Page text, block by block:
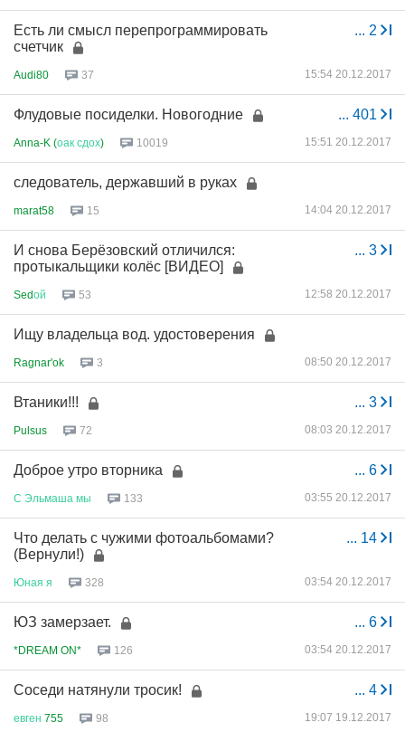
... 2
Есть ли смысл перепрограммировать
счетчик
Audi80 37 15:54 20.12.2017
... 401
Флудовые посиделки. Новогодние
Anna-K (оак сдох) 10019 15:51 20.12.2017
следователь, державший в руках
marat58 15 14:04 20.12.2017
... 3
И снова Берёзовский отличился:
протыкальщики колёс [ВИДЕО]
Sedой 53 12:58 20.12.2017
Ищу владельца вод. удостоверения
Ragnar'ok 3 08:50 20.12.2017
... 3
Втаники!!!
Pulsus 72 08:03 20.12.2017
... 6
Доброе утро вторника
С Эльмаша мы 133 03:55 20.12.2017
... 14
Что делать с чужими фотоальбомами?
(Вернули!)
Юная я 328 03:54 20.12.2017
... 6
ЮЗ замерзает.
*DREAM ON* 126 03:54 20.12.2017
... 4
Соседи натянули тросик!
евген 755 98 19:07 19.12.2017